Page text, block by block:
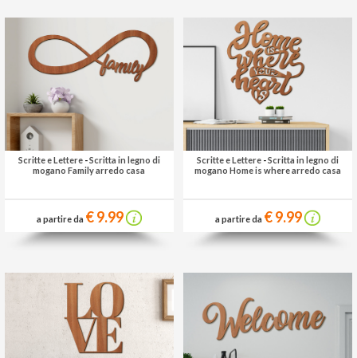
Scritte e Lettere -Scritta in legno di
mogano Family arredo casa
a partire da € 9.99
Scritte e Lettere -Scritta in legno di
mogano Home is where arredo casa
a partire da € 9.99